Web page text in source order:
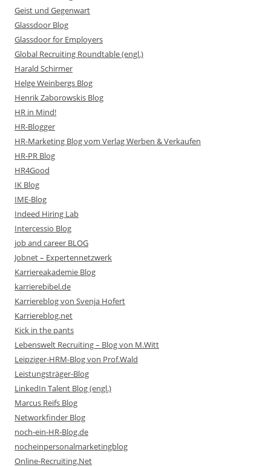
Geist und Gegenwart
Glassdoor Blog
Glassdoor for Employers
Global Recruiting Roundtable (engl.)
Harald Schirmer
Helge Weinbergs Blog
Henrik Zaborowskis Blog
HR in Mind!
HR-Blogger
HR-Marketing Blog vom Verlag Werben & Verkaufen
HR-PR Blog
HR4Good
IK Blog
IME-Blog
Indeed Hiring Lab
Intercessio Blog
job and career BLOG
Jobnet – Expertennetzwerk
Karriereakademie Blog
karrierebibel.de
Karriereblog von Svenja Hofert
Karriereblog.net
Kick in the pants
Lebenswelt Recruiting – Blog von M.Witt
Leipziger-HRM-Blog von Prof.Wald
Leistungsträger-Blog
LinkedIn Talent Blog (engl.)
Marcus Reifs Blog
Networkfinder Blog
noch-ein-HR-Blog.de
nocheinpersonalmarketingblog
Online-Recruiting.Net